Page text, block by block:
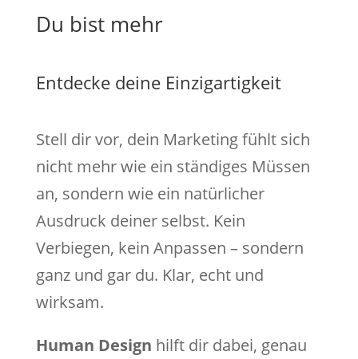
Du bist mehr
Entdecke deine Einzigartigkeit
Stell dir vor, dein Marketing fühlt sich
nicht mehr wie ein ständiges Müssen
an, sondern wie ein natürlicher
Ausdruck deiner selbst. Kein
Verbiegen, kein Anpassen – sondern
ganz und gar du. Klar, echt und
wirksam.
Human Design hilft dir dabei, genau